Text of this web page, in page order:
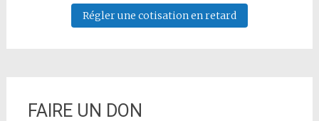
Régler une cotisation en retard
FAIRE UN DON